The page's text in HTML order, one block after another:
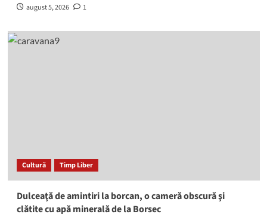
august 5, 2026 1
Cultură Timp Liber
Dulceaţă de amintiri la borcan, o cameră obscură şi
clătite cu apă minerală de la Borsec